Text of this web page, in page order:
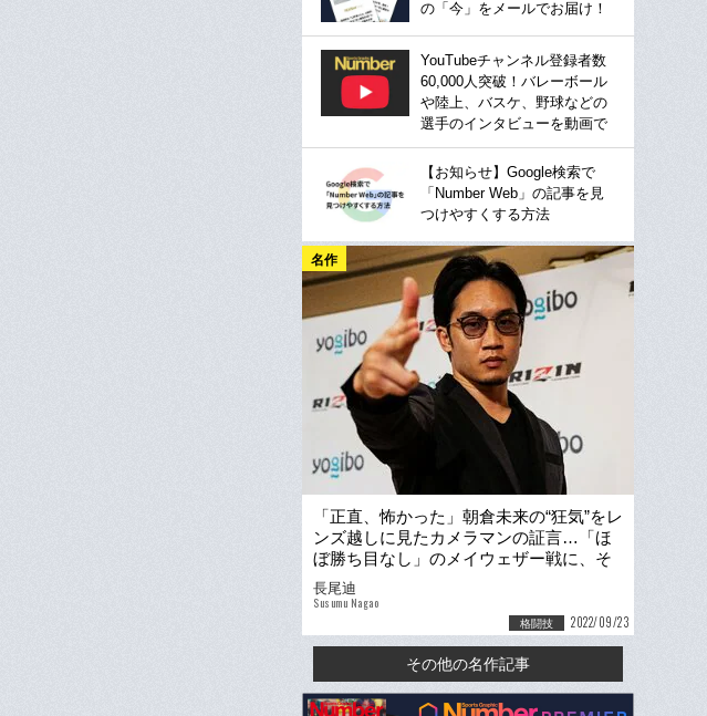
の「今」をメールでお届け！
YouTubeチャンネル登録者数
60,000人突破！バレーボール
や陸上、バスケ、野球などの
選手のインタビューを動画で
【お知らせ】Google検索で
「Number Web」の記事を見
つけやすくする方法
名作
「正直、怖かった」朝倉未来の“狂気”をレ
ンズ越しに見たカメラマンの証言…「ほ
ぼ勝ち目なし」のメイウェザー戦に、そ
れでも期待する理由
長尾迪
Susumu Nagao
格闘技 2022/09/23
その他の名作記事